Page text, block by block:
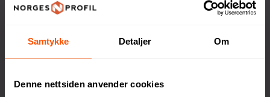
Samtykke Detaljer Om
Denne nettsiden anvender cookies
eksempel er den gangen de måtte
for å advare om et produkt som ikke
tålte ovnen. Men nettopp gjennom
og det var også slik de kom frem til